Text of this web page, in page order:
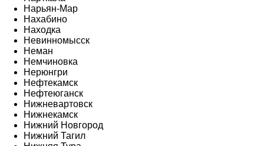
Нарьян-Мар
Нахабино
Находка
Невинномысск
Неман
Немчиновка
Нерюнгри
Нефтекамск
Нефтеюганск
Нижневартовск
Нижнекамск
Нижний Новгород
Нижний Тагил